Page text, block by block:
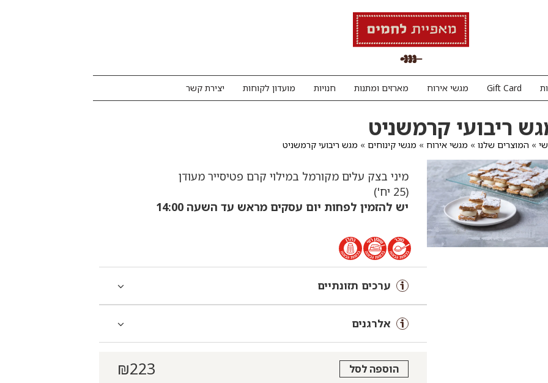
Gift Card מגשי אירוח מארזים ומתנות חנויות מועדון לקוחות יצירת קשר
ריבועי קרמשניט
» המוצרים שלנו » מגשי אירוח » מגשי קינוחים » מגש ריבועי קרמשניט
מיני בצק עלים מקורמל במילוי קרם פטיסייר מעודן
(25 יח')
יש להזמין לפחות יום עסקים מראש עד השעה 14:00
ערכים תזונתיים
אלרגנים
הוספה לסל 223
₪